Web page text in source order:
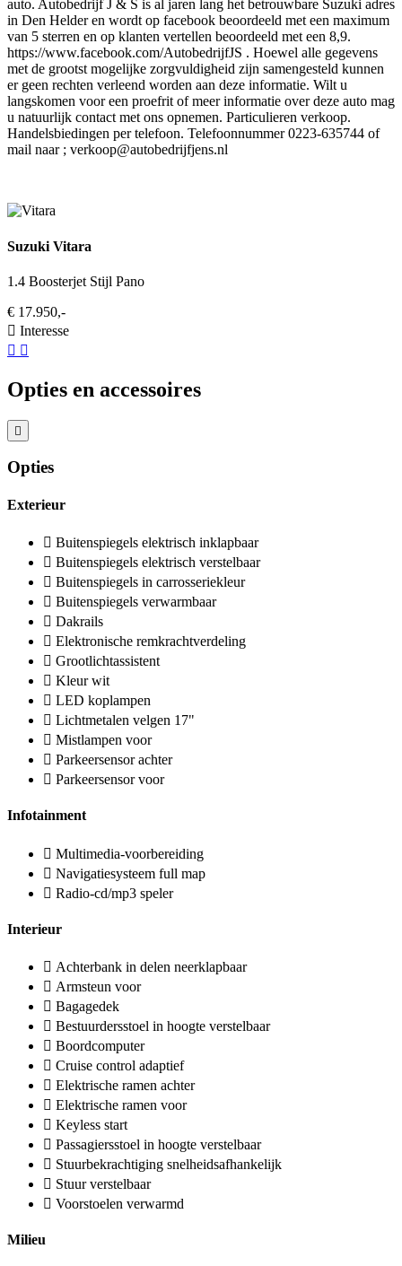
auto. Autobedrijf J & S is al jaren lang het betrouwbare Suzuki adres
in Den Helder en wordt op facebook beoordeeld met een maximum
van 5 sterren en op klanten vertellen beoordeeld met een 8,9.
https://www.facebook.com/AutobedrijfJS . Hoewel alle gegevens
met de grootst mogelijke zorgvuldigheid zijn samengesteld kunnen
er geen rechten verleend worden aan deze informatie. Wilt u
langskomen voor een proefrit of meer informatie over deze auto mag
u natuurlijk contact met ons opnemen. Particulieren verkoop.
Handelsbiedingen per telefoon. Telefoonnummer 0223-635744 of
mail naar ; verkoop@autobedrijfjens.nl
Suzuki Vitara
1.4 Boosterjet Stijl Pano
€ 17.950,-
Interesse
Opties en accessoires
Opties
Exterieur
Buitenspiegels elektrisch inklapbaar
Buitenspiegels elektrisch verstelbaar
Buitenspiegels in carrosseriekleur
Buitenspiegels verwarmbaar
Dakrails
Elektronische remkrachtverdeling
Grootlichtassistent
Kleur wit
LED koplampen
Lichtmetalen velgen 17"
Mistlampen voor
Parkeersensor achter
Parkeersensor voor
Infotainment
Multimedia-voorbereiding
Navigatiesysteem full map
Radio-cd/mp3 speler
Interieur
Achterbank in delen neerklapbaar
Armsteun voor
Bagagedek
Bestuurdersstoel in hoogte verstelbaar
Boordcomputer
Cruise control adaptief
Elektrische ramen achter
Elektrische ramen voor
Keyless start
Passagiersstoel in hoogte verstelbaar
Stuurbekrachtiging snelheidsafhankelijk
Stuur verstelbaar
Voorstoelen verwarmd
Milieu